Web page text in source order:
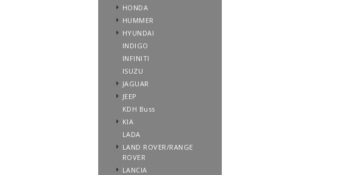
HONDA
HUMMER
HYUNDAI
INDIGO
INFINITI
ISUZU
JAGUAR
JEEP
KDH Buss
KIA
LADA
LAND ROVER/RANGE
ROVER
LANCIA